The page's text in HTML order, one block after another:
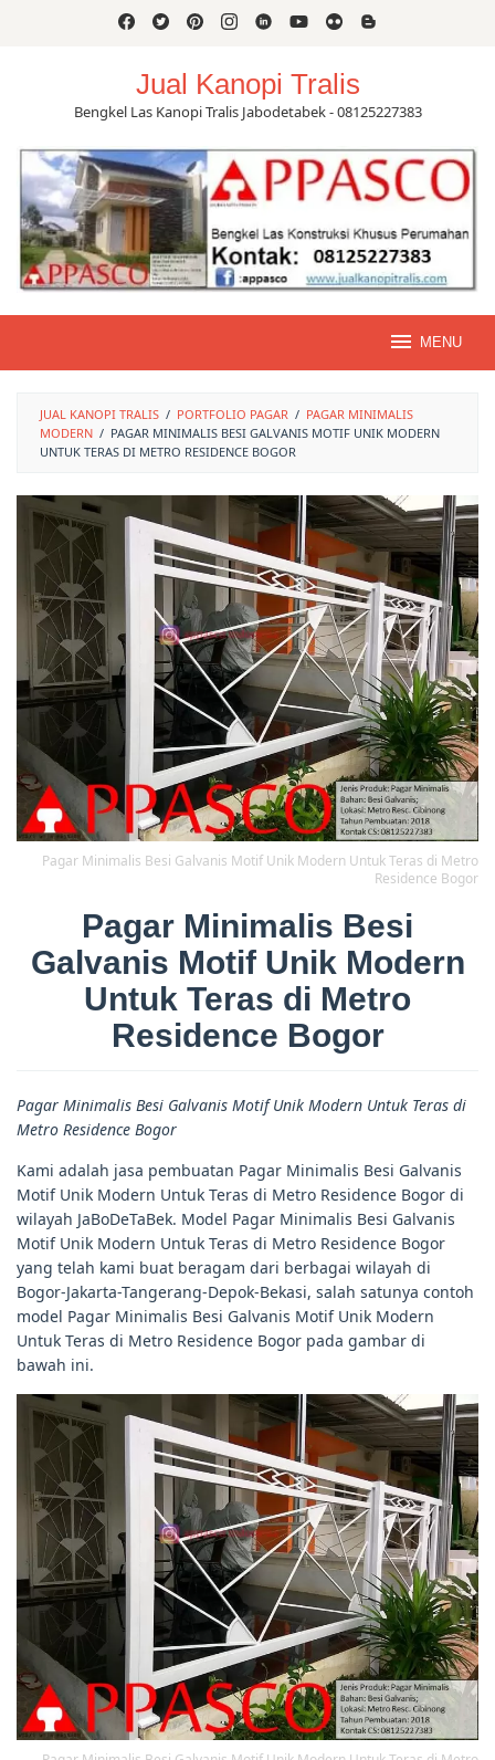
Jual Kanopi Tralis
Bengkel Las Kanopi Tralis Jabodetabek - 08125227383
MENU
JUAL KANOPI TRALIS / PORTFOLIO PAGAR / PAGAR MINIMALIS
MODERN / PAGAR MINIMALIS BESI GALVANIS MOTIF UNIK MODERN
UNTUK TERAS DI METRO RESIDENCE BOGOR
Pagar Minimalis Besi Galvanis Motif Unik Modern Untuk Teras di Metro
Residence Bogor
Pagar Minimalis Besi
Galvanis Motif Unik Modern
Untuk Teras di Metro
Residence Bogor
Pagar Minimalis Besi Galvanis Motif Unik Modern Untuk Teras di
Metro Residence Bogor
Kami adalah jasa pembuatan Pagar Minimalis Besi Galvanis
Motif Unik Modern Untuk Teras di Metro Residence Bogor di
wilayah JaBoDeTaBek. Model Pagar Minimalis Besi Galvanis
Motif Unik Modern Untuk Teras di Metro Residence Bogor
yang telah kami buat beragam dari berbagai wilayah di
Bogor-Jakarta-Tangerang-Depok-Bekasi, salah satunya contoh
model Pagar Minimalis Besi Galvanis Motif Unik Modern
Untuk Teras di Metro Residence Bogor pada gambar di
bawah ini.